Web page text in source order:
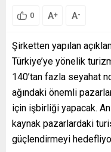
0 A+ A-
Şirketten yapılan
Türkiye’ye yönelik
140’tan fazla seyahat
ağındaki önemli
için işbirliği yapacak.
kaynak pazarlardaki
güçlendirmeyi